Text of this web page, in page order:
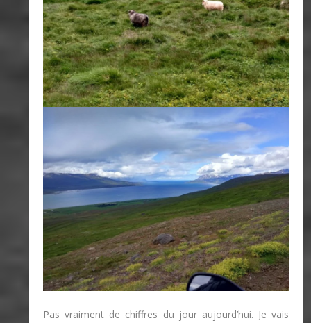
Pas vraiment de chiffres du jour aujourd’hui. Je vais